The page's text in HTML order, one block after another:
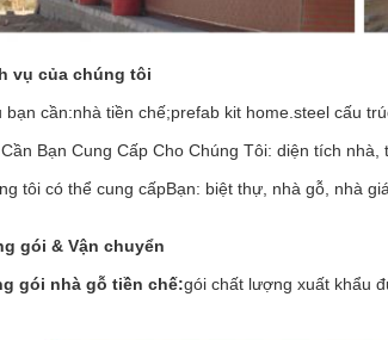
vụ của chúng tôi
bạn cần:nhà tiền chế;prefab kit home.steel cấu
Bạn Cung Cấp Cho Chúng Tôi: diện tích nhà,
tôi có thể cung cấpBạn: biệt thự, nhà gỗ, nhà
gói & Vận chuyển
gói nhà gỗ tiền chế:gói chất lượng xuất khẩu